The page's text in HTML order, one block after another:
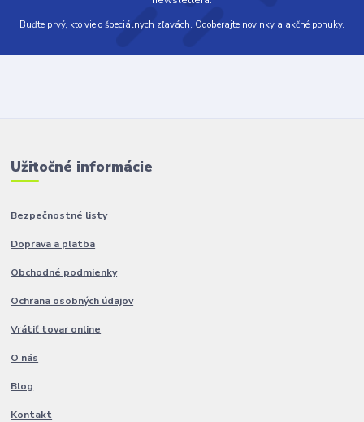
Buďte prvý, kto vie o špeciálnych zľavách. Odoberajte novinky a akčné ponuky.
Užitočné informácie
Bezpečnostné listy
Doprava a platba
Obchodné podmienky
Ochrana osobných údajov
Vrátiť tovar online
O nás
Blog
Kontakt